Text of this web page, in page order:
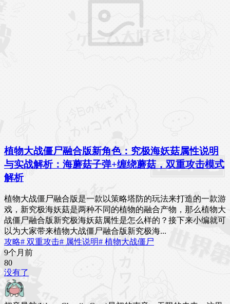
植物大战僵尸融合版新角色：究极海妖菇属性说明
与实战解析：海蘑菇子弹+缠绕蘑菇，双重攻击模式
解析
植物大战僵尸融合版是一款以策略塔防的玩法来打造的一款游
戏，新究极海妖菇是两种不同的植物的融合产物，那么植物大
战僵尸融合版新究极海妖菇属性是怎么样的？接下来小编就可
以为大家带来植物大战僵尸融合版新究极海...
攻略# 双重攻击# 属性说明# 植物大战僵尸
9个月前
80
没有了